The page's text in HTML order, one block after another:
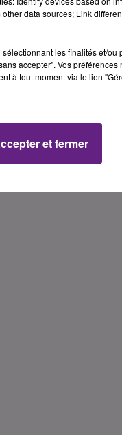
data sources; Link
les finalités et/ou
accepter". Vos
à tout moment via le lien
et fermer